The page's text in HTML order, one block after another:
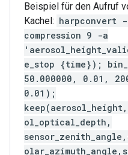
Beispiel für den Aufruf
Kachel: harpconvert
compression 9 -a
e_stop {time});
50.000000, 0.01,
0.01);
ol_optical_depth,